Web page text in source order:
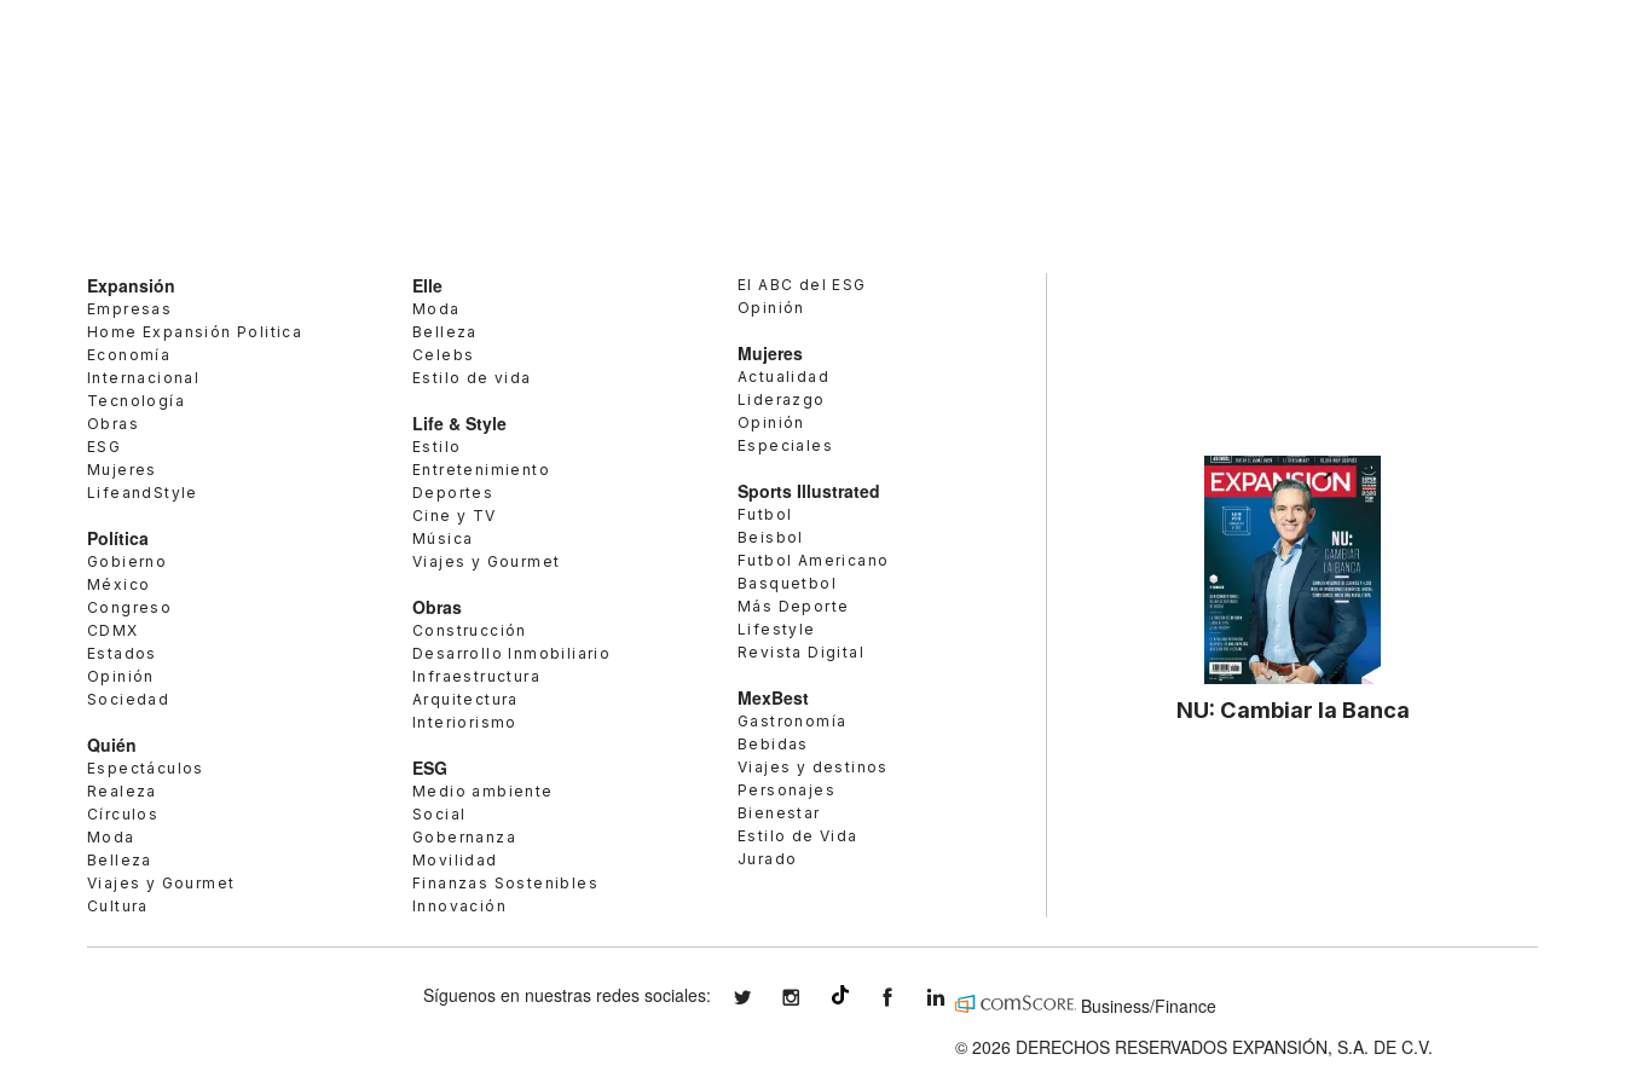
Expansión
Empresas
Home Expansión Politica
Economía
Internacional
Tecnología
Obras
ESG
Mujeres
LifeandStyle
Política
Gobierno
México
Congreso
CDMX
Estados
Opinión
Sociedad
Quién
Espectáculos
Realeza
Círculos
Moda
Belleza
Viajes y Gourmet
Cultura
Elle
Moda
Belleza
Celebs
Estilo de vida
Life & Style
Estilo
Entretenimiento
Deportes
Cine y TV
Música
Viajes y Gourmet
Obras
Construcción
Desarrollo Inmobiliario
Infraestructura
Arquitectura
Interiorismo
ESG
Medio ambiente
Social
Gobernanza
Movilidad
Finanzas Sostenibles
Innovación
El ABC del ESG
Opinión
Mujeres
Actualidad
Liderazgo
Opinión
Especiales
Sports Illustrated
Futbol
Beisbol
Futbol Americano
Basquetbol
Más Deporte
Lifestyle
Revista Digital
MexBest
Gastronomía
Bebidas
Viajes y destinos
Personajes
Bienestar
Estilo de Vida
Jurado
NU: Cambiar la Banca
Síguenos en nuestras redes sociales: expansionmxexpansionmx ExpansionMex
expansion
Business/Finance
© 2026 DERECHOS RESERVADOS EXPANSIÓN, S.A. DE C.V.